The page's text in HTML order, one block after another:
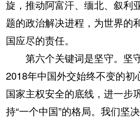
旋，推动阿富汗、缅北、叙利
题的政治解决进程，为世界的
国应尽的责任。
第六个关键词是坚守。坚
2018年中国外交始终不变的初
国家主权安全的底线，进一步
持“一个中国”的格局。我们坚